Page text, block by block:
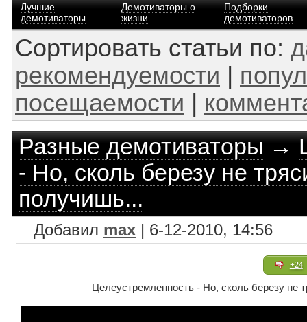
Лучшие
демотиваторы
Демотиваторы о
жизни
Подборки
демотиваторов
Сортировать статьи по:
рекомендуемости
посещаемости
Разные демотиваторы→
- Но, сколь березу не
получишь...
Добавил max | 6-12-2010, 14:56
+24
Целеустремленность - Но, сколь березу не